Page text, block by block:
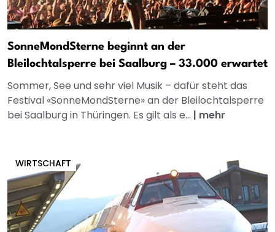
SonneMondSterne beginnt an der
Bleilochtalsperre bei Saalburg – 33.000 erwartet
Sommer, See und sehr viel Musik – dafür steht das
Festival «SonneMondSterne» an der Bleilochtalsperre
bei Saalburg in Thüringen. Es gilt als e... | mehr
WIRTSCHAFT